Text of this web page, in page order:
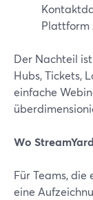
Plattform
Der Nachteil
Hubs, Tickets,
einfache
Wo
Für Teams, die
eine